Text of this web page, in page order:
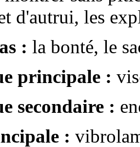
d'autrui, les
: la bonté, le
principale :
secondaire :
: